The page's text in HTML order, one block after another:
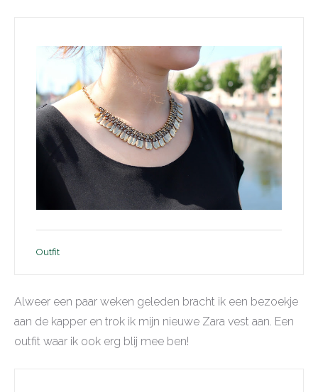
Outfit
Alweer een paar weken geleden bracht ik een bezoekje
aan de kapper en trok ik mijn nieuwe Zara vest aan. Een
outfit waar ik ook erg blij mee ben!